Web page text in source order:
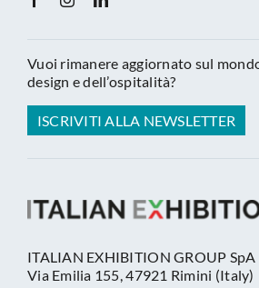
Vuoi rimanere aggiornato sul
design e dell’ospitalità?
ISCRIVITI ALLA NEWSLETTER
ITALIAN EXHIBITION GROUP SpA
Via Emilia 155, 47921 Rimini (Italy)